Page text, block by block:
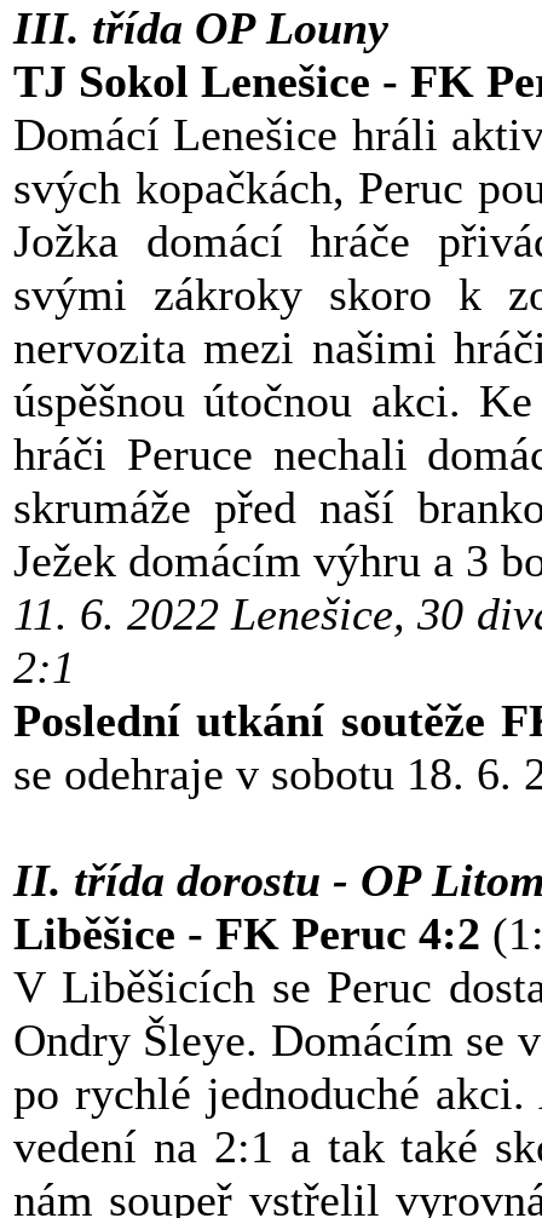
III. třída OP Louny
TJ Sokol Lenešice - FK
Domácí Lenešice hráli
svých kopačkách, Peruc
Jožka domácí hráče
svými zákroky skoro k
nervozita mezi našimi
úspěšnou útočnou akci.
hráči Peruce nechali
skrumáže před naší
Ježek domácím výhru a 3
11. 6. 2022 Lenešice, 30
2:1
Poslední utkání soutěže
se odehraje v sobotu 18. 6.
II. třída dorostu - OP
Liběšice - FK Peruc 4:2
V Liběšicích se Peruc
Ondry Šleye. Domácím se
po rychlé jednoduché
vedení na 2:1 a tak také
nám soupeř vstřelil